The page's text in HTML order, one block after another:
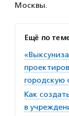
Москвы.
Ещё по
городскую
Как
в